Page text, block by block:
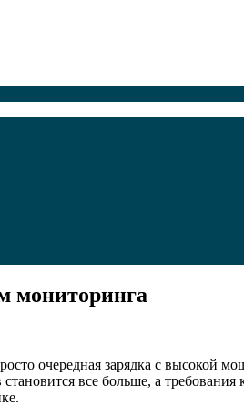
мониторинга
очередная зарядка с высокой
все больше, а требования